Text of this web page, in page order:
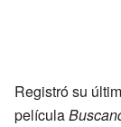
Registró su
película